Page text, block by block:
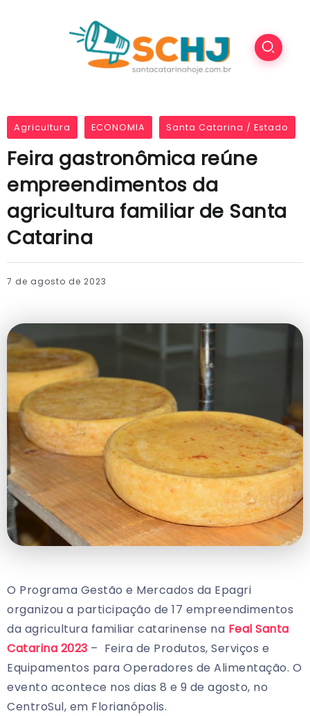
Agricultura ECONOMIA Santa Catarina / Estado
Feira gastronômica reúne
empreendimentos da
agricultura familiar de Santa
Catarina
7 de agosto de 2023
O Programa Gestão e Mercados da Epagri
organizou a participação de 17 empreendimentos
da agricultura familiar catarinense na Feal Santa
Catarina 2023 – Feira de Produtos, Serviços e
Equipamentos para Operadores de Alimentação. O
evento acontece nos dias 8 e 9 de agosto, no
CentroSul, em Florianópolis.